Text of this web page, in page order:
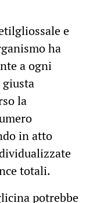
e
ha
a ogni
la
in atto
totali.
potrebbe